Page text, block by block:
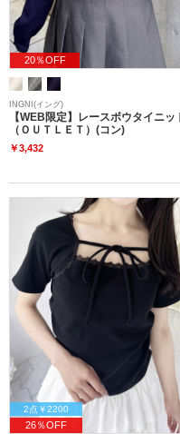
20％OFF
INGNI(イング)
【WEB限定】レースボウタイニッ
（ＯＵＴＬＥＴ）(コン)
￥3,432
2点￥2200
26％OFF